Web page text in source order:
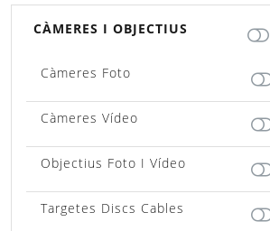
CÀMERES I OBJECTIUS
Càmeres Foto
Càmeres Vídeo
Objectius Foto I Vídeo
Targetes Discs Cables